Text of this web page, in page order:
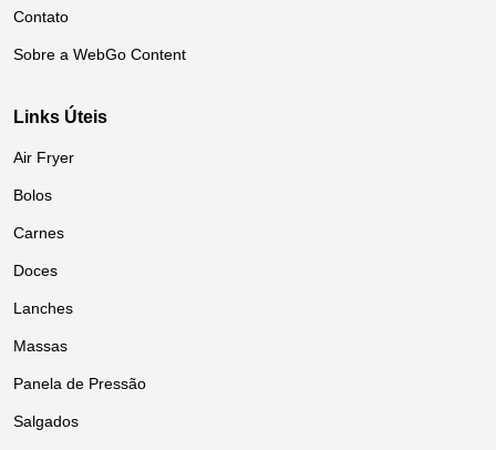
Contato
Sobre a WebGo Content
Links Úteis
Air Fryer
Bolos
Carnes
Doces
Lanches
Massas
Panela de Pressão
Salgados